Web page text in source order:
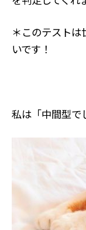
＊このテストは
いです！
私は「中間型で